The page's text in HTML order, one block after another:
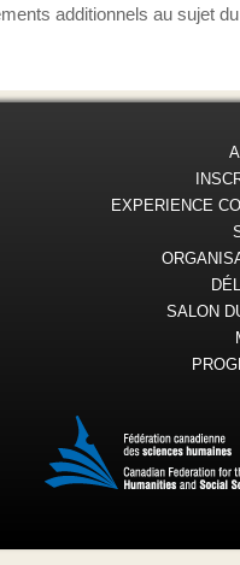
additionnels au sujet
EXPERIENCE
SALON